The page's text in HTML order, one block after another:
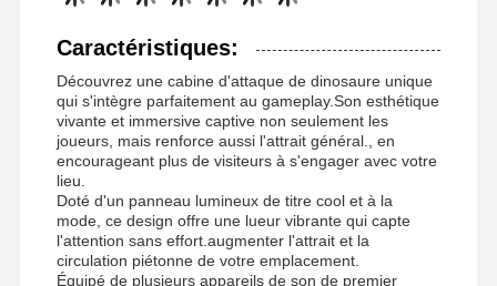
Caractéristiques:
Découvrez une cabine d'attaque de dinosaure unique
qui s'intègre parfaitement au gameplay.Son esthétique
vivante et immersive captive non seulement les
joueurs, mais renforce aussi l'attrait général., en
encourageant plus de visiteurs à s'engager avec votre
lieu.
Doté d'un panneau lumineux de titre cool et à la
mode, ce design offre une lueur vibrante qui capte
l'attention sans effort.augmenter l'attrait et la
circulation piétonne de votre emplacement.
Équipé de plusieurs appareils de son de premier